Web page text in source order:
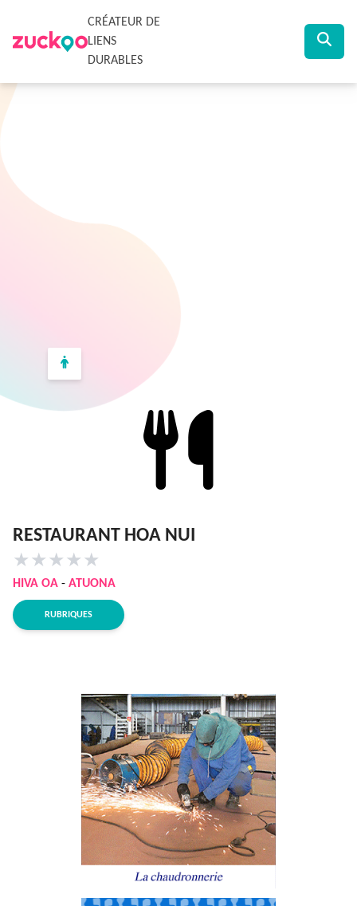
CRÉATEUR DE
LIENS
DURABLES
RESTAURANT HOA NUI
★ ★ ★ ★ ★
HIVA OA - ATUONA
RUBRIQUES